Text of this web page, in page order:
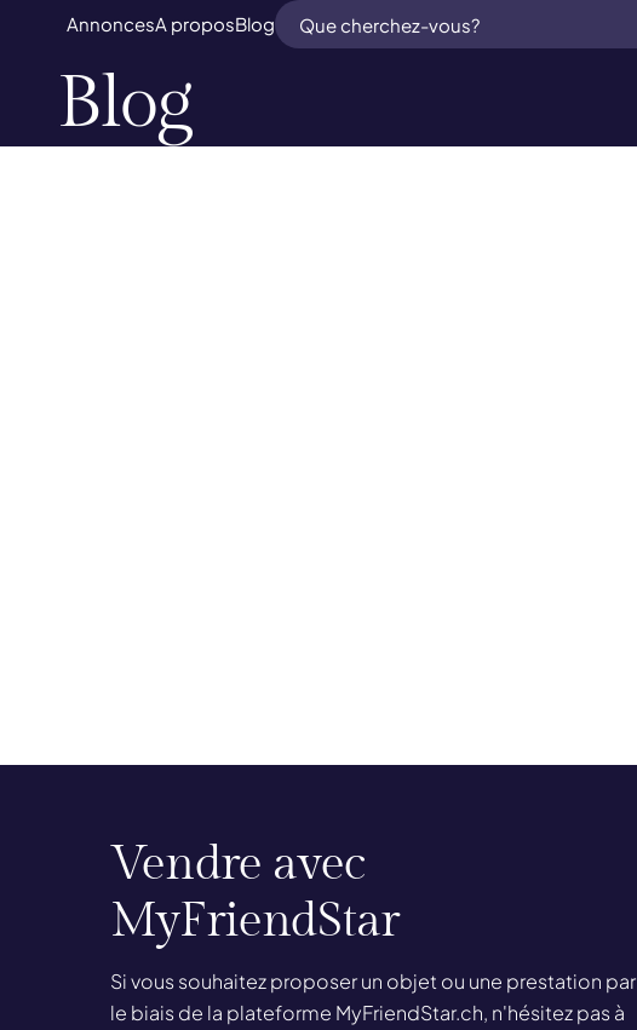
AnnoncesA proposBlogSearch
Blog
Heading
Vendre avec
MyFriendStar
Text
Si vous souhaitez proposer un objet ou une prestation par
le biais de la plateforme MyFriendStar.ch, n'hésitez pas à